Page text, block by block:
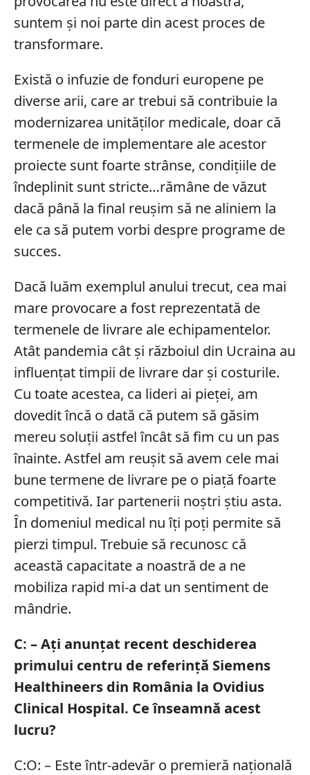
suntem și noi parte din acest proces de
transformare.
Există o infuzie de fonduri europene pe
diverse arii, care ar trebui să contribuie la
modernizarea unităților medicale, doar că
termenele de implementare ale acestor
proiecte sunt foarte strânse, condițiile de
îndeplinit sunt stricte…rămâne de văzut
dacă până la final reușim să ne aliniem la
ele ca să putem vorbi despre programe de
succes.
Dacă luăm exemplul anului trecut, cea mai
mare provocare a fost reprezentată de
termenele de livrare ale echipamentelor.
Atât pandemia cât și războiul din Ucraina au
influențat timpii de livrare dar și costurile.
Cu toate acestea, ca lideri ai pieței, am
dovedit încă o dată că putem să găsim
mereu soluții astfel încât să fim cu un pas
înainte. Astfel am reușit să avem cele mai
bune termene de livrare pe o piață foarte
competitivă. Iar partenerii noștri știu asta.
În domeniul medical nu îți poți permite să
pierzi timpul. Trebuie să recunosc că
această capacitate a noastră de a ne
mobiliza rapid mi-a dat un sentiment de
mândrie.
C: – Ați anunțat recent deschiderea
primului centru de referință Siemens
Healthineers din România la Ovidius
Clinical Hospital. Ce înseamnă acest
lucru?
C:O: – Este într-adevăr o premieră națională